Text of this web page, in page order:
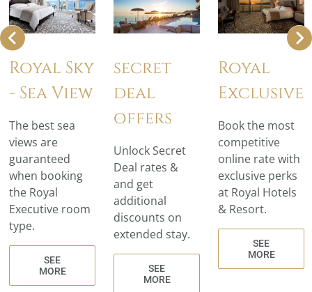
Royal Sky
- Sea View
The best sea
views are
guaranteed
when booking
the Royal
Executive room
type.
SEE
MORE
secret
deal
offers
Unlock Secret
Deal rates &
and get
additional
discounts on
extended stay.
SEE
MORE
Royal
Exclusive
Book the most
competitive
online rate with
exclusive perks
at Royal Hotels
& Resort.
SEE
MORE